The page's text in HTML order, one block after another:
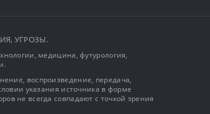
УГРОЗЫ.
медицина, футурология,
воспроизведение, передача,
указания источника в форме
не всегда совпадают с точкой зрения